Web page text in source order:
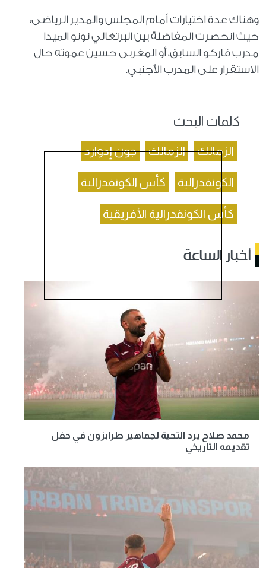
وهناك عدة اختيارات أمام المجلس والمدير الرياضى،
حيث انحصرت المفاضلة بين البرتغالي نونو الميدا
مدرب فاركو السابق، أو المغربى حسين عموته حال
الاستقرار على المدرب الأجنبي.
كلمات البحث
الزمالك الزمالك جون إدوارد
الكونفدرالية كأس الكونفدرالية
كأس الكونفدرالية الأفريقية
أخبار الساعة
محمد صلاح يرد التحية لجماهير طرابزون في حفل
تقديمه التاريخي